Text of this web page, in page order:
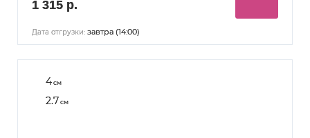
1 315 р.
Дата отгрузки: завтра (14:00)
4см
2.7см